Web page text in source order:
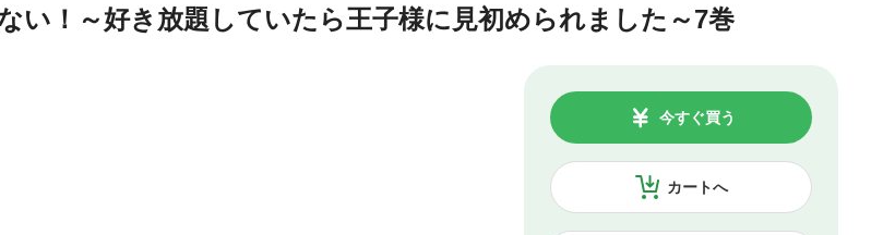
い！～好き放題していたら王子様に見初められました～7巻
カートへ
今すぐ買う